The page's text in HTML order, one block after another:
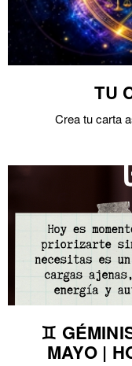
TU
Crea tu carta
♊
MAYO |